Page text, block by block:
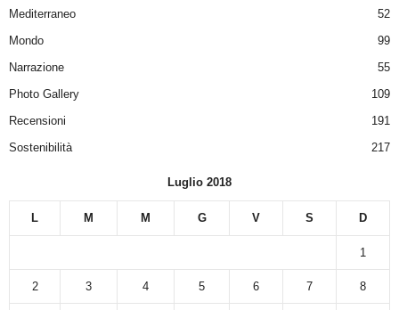
Mediterraneo
52
Mondo
99
Narrazione
55
Photo Gallery
109
Recensioni
191
Sostenibilità
217
Luglio 2018
L M M G V S D
1
2 3 4 5 6 7 8